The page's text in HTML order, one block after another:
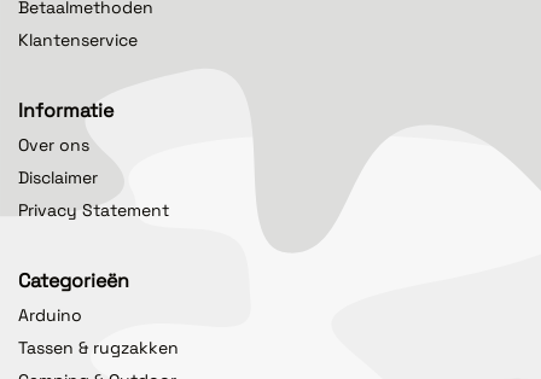
Betaalmethoden
Klantenservice
Informatie
Over ons
Disclaimer
Privacy Statement
Categorieën
Arduino
Tassen & rugzakken